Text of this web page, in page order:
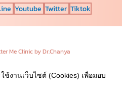
Youtube Twitter Tiktok
Me Clinic by Dr.Chanya
ช้งานเว็บไซต์ (Cookies) เพื่อมอบ